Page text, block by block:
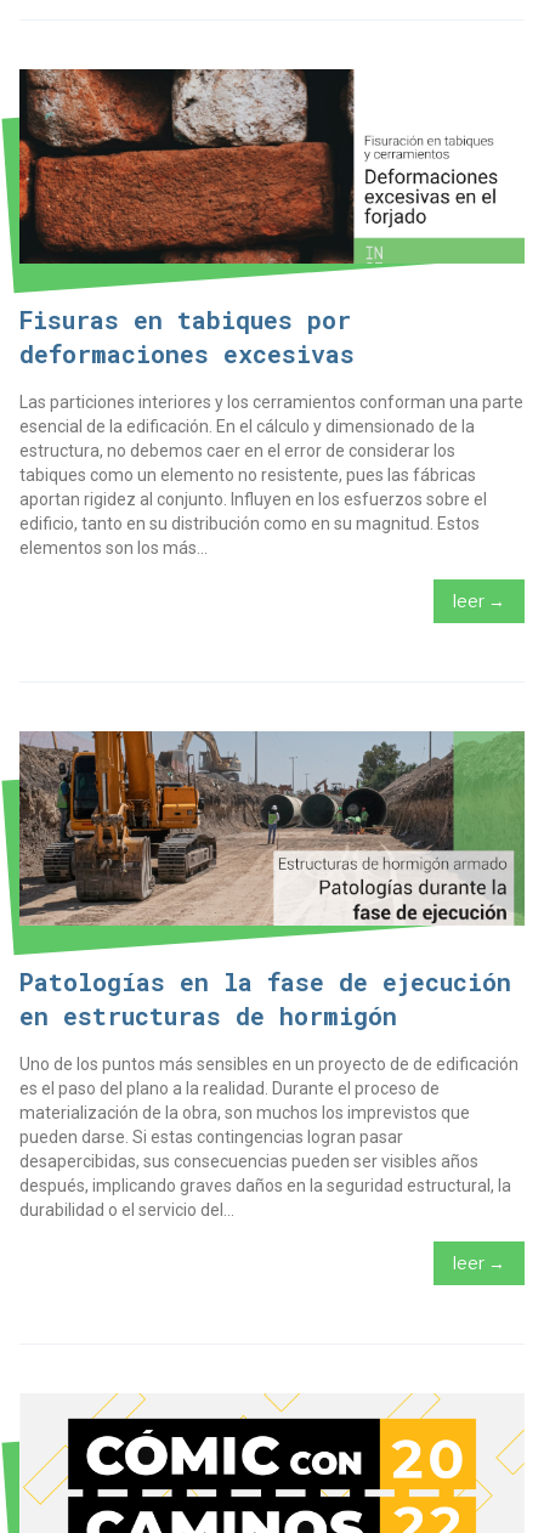
Fisuras en tabiques por
deformaciones excesivas
Las particiones interiores y los cerramientos conforman una parte
esencial de la edificación. En el cálculo y dimensionado de la
estructura, no debemos caer en el error de considerar los
tabiques como un elemento no resistente, pues las fábricas
aportan rigidez al conjunto. Influyen en los esfuerzos sobre el
edificio, tanto en su distribución como en su magnitud. Estos
elementos son los más...
leer →
Patologías en la fase de ejecución
en estructuras de hormigón
Uno de los puntos más sensibles en un proyecto de de edificación
es el paso del plano a la realidad. Durante el proceso de
materialización de la obra, son muchos los imprevistos que
pueden darse. Si estas contingencias logran pasar
desapercibidas, sus consecuencias pueden ser visibles años
después, implicando graves daños en la seguridad estructural, la
durabilidad o el servicio del...
leer →